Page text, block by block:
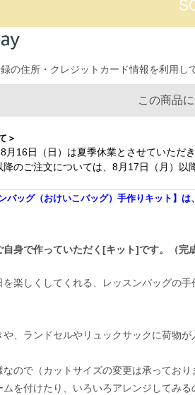
の住所・クレジットカード情報を利用し
この商品
＞
月16日（日）は夏季休業とさせていただ
のご注文については、8月17日（月）以
バッグ（おけいこバッグ）手作りキット】
身で作っていただく[キット]です。（完
を楽しくしてくれる、レッスンバッグの
や、ランドセルやリュックサックに荷物
ので（カットサイズの変更は承ってお
を付けたり、いろいろアレンジしてみる